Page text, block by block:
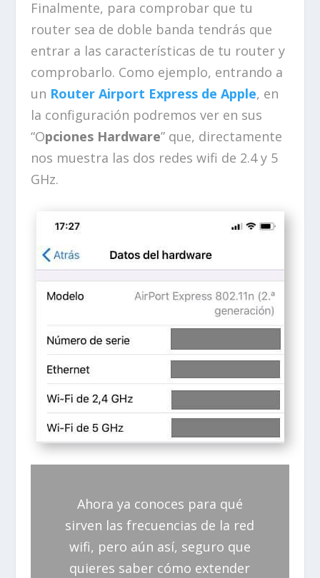
Finalmente, para comprobar que tu
router sea de doble banda tendrás que
entrar a las características de tu router y
comprobarlo. Como ejemplo, entrando a
un Router Airport Express de Apple, en
la configuración podremos ver en sus
“Opciones Hardware” que, directamente
nos muestra las dos redes wifi de 2.4 y 5
GHz.
Ahora ya conoces para qué
sirven las frecuencias de la red
wifi, pero aún así, seguro que
quieres saber cómo extender